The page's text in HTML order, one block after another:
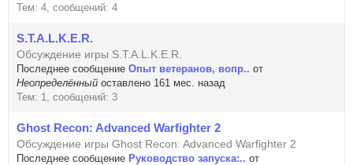
Тем: 4, сообщений: 4
S.T.A.L.K.E.R.
Обсуждение игры S.T.A.L.K.E.R.
Последнее сообщение Опыт ветеранов, вопр.. от
Неопределённый оставлено 161 мес. назад
Тем: 1, сообщений: 3
Ghost Recon: Advanced Warfighter 2
Обсуждение игры Ghost Recon: Advanced Warfighter 2
Последнее сообщение Руководство запуска:.. от